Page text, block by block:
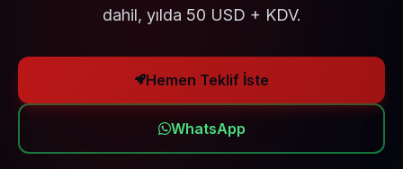
dahil, yılda 50 USD + KDV.
Hemen Teklif İste
WhatsApp